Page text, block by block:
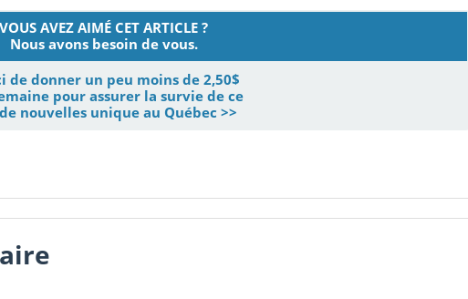
VOUS AVEZ AIMÉ CET ARTICLE ?
Nous avons besoin de vous.
de donner un peu moins de 2,50$
pour assurer la survie de ce
nouvelles unique au Québec >>